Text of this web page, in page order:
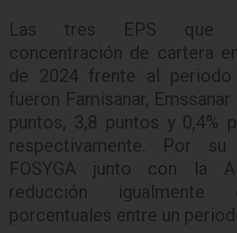
Las tres EPS que
concentración de cartera
de 2024 frente al
fueron Famisanar,
puntos, 3,8 puntos y 0,4%
respectivamente. Por
FOSYGA junto con la
reducción
porcentuales entre un